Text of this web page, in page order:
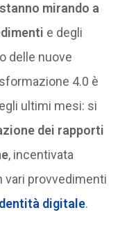
stanno mirando a
e degli
delle nuove
4.0 è
ultimi mesi: si
dei rapporti
, incentivata
provvedimenti
digitale.